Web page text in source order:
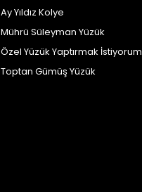
Ay Yıldız Kolye
Mührü Süleyman Yüzük
Özel Yüzük Yaptırmak İstiyorum
Toptan Gümüş Yüzük